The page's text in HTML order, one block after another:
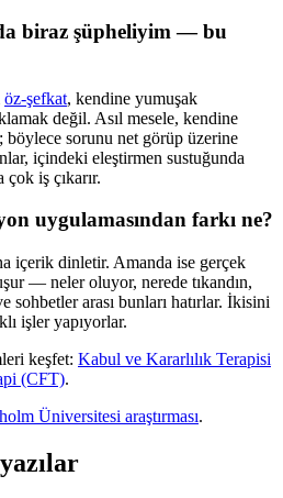
biraz şüpheliyim — bu
öz-şefkat, kendine yumuşak
değil. Asıl mesele, kendine
böylece sorunu net görüp üzerine
içindeki eleştirmen sustuğunda
iş çıkarır.
uygulamasından farkı ne?
içerik dinletir. Amanda ise gerçek
— neler oluyor, nerede tıkandın,
arası bunları hatırlar. İkisini
işler yapıyorlar.
keşfet: Kabul ve Kararlılık Terapisi
(CFT).
Üniversitesi araştırması.